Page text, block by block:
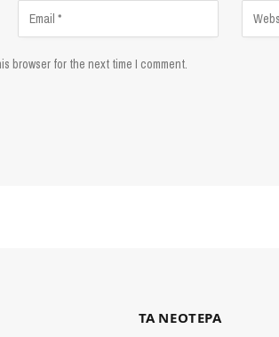
browser for the next time I comment.
ΤΑ ΝΕΟΤΕΡΑ